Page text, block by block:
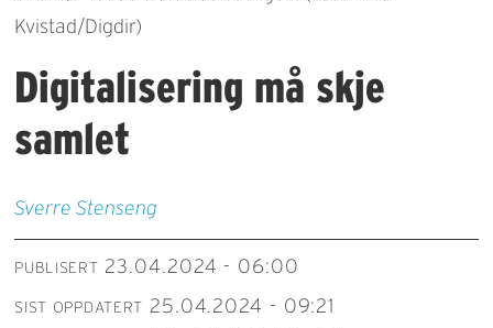
Kvistad/Digdir)
Digitalisering må skje
samlet
Sverre Stenseng
PUBLISERT 23.04.2024 - 06:00
SIST OPPDATERT 25.04.2024 - 09:21